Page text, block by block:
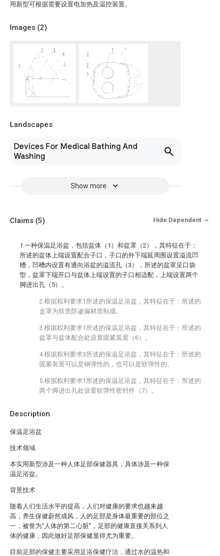
用新型可根据需要设置电加热及温控装置。
Images (2)
Landscapes
Devices For Medical Bathing And
Washing
Show more
Description
保温足浴盆
技术领域
本实用新型涉及一种人体足部保健器具，具体涉及一种保
温足浴盆。
背景技术
随着人们生活水平的提高，人们对健康的要求也越来越
高，养生保健蔚然成风，人的足部是身体最重要的部位之
一，被誉为“人体的第二心脏”，足部的健康直接关系到人
体的健康，因此做好足部保健显得尤为重要。
目前足部的保健主要采用足浴保健疗法，通过水的温热和
Claims (5) Hide Dependent
1.一种保温足浴盆，包括盆体（1）和盆罩（2），其特征在于：
所述的盆体上端设置配合子口，子口的外下端延周围设置溢流凹
槽，凹槽内设置有通向浴盆的溢流孔（3），所述的盆罩呈口袋
型，盆罩下端开口与盆体上端设置的子口相适配，上端设置两个
脚进出孔（5）。
2.根据权利要求1所述的保温足浴盆，其特征在于：所述的
盒罩为软质防渗漏材质制成。
3.根据权利要求1所述的保温足浴盆，其特征在于：所述的
盆罩与盆体配合处设置固紧装置（6）。
4.根据权利要求3所述的保温足浴盆，其特征在于：所述的
固紧装置可以是钢弹性的，也可以是软弹性的。
5.根据权利要求1所述的保温足浴盆，其特征在于：所述的
两个脚进出孔处设置软弹性密封件（7）。